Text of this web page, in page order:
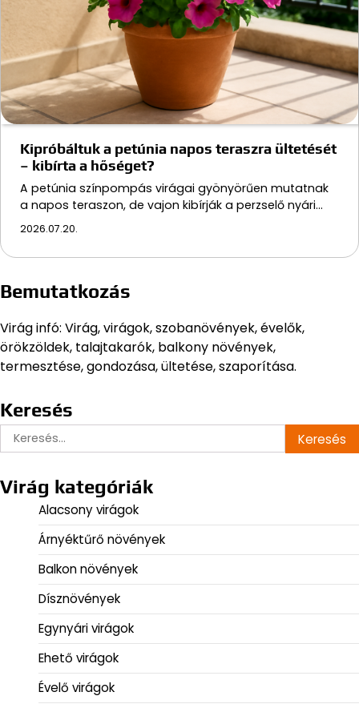
Kipróbáltuk a petúnia napos teraszra ültetését
– kibírta a hőséget?
A petúnia színpompás virágai gyönyörűen mutatnak
a napos teraszon, de vajon kibírják a perzselő nyári…
2026.07.20.
Bemutatkozás
Virág infó: Virág, virágok, szobanövények, évelők,
örökzöldek, talajtakarók, balkony növények,
termesztése, gondozása, ültetése, szaporítása.
Keresés
Keresés:
Virág kategóriák
Alacsony virágok
Árnyéktűrő növények
Balkon növények
Dísznövények
Egynyári virágok
Ehető virágok
Évelő virágok